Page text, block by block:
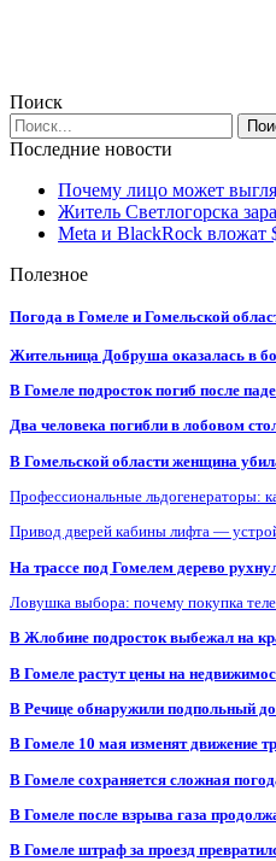
Поиск
Последние новости
Почему лицо может
Житель Светлогорска
Meta и BlackRock вложат
Полезное
Погода в Гомеле и Гомельской
Жительница Добруша оказалась в
В Гомеле подросток погиб после
Два человека погибли в лобовом
В Гомельской области женщина
Профессиональные льдогенераторы:
Привод дверей кабины лифта —
На трассе под Гомелем дерево
Ловушка выбора: почему покупка
В Жлобине подросток выбежал на
В Гомеле растут цены на
В Речице обнаружили подпольный
В Гомеле 10 мая изменят движение
В Гомеле сохраняется сложная
В Гомеле после взрыва газа
В Гомеле штраф за проезд